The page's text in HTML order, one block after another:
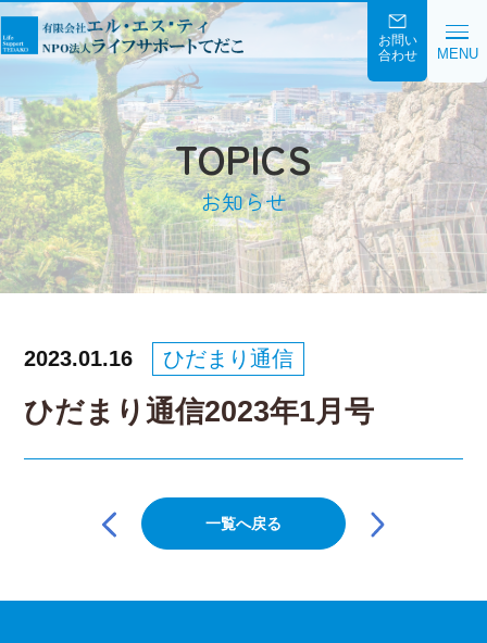
お問い
合わせ
MENU
TOPICS
お知らせ
ひだまり通信2023年1月号
2023.01.16 ひだまり通信
シ
一覧へ戻る